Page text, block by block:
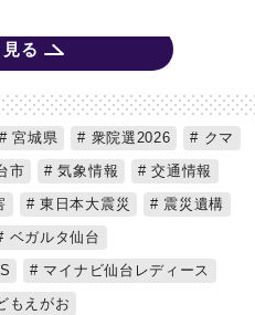
る
宮城県 衆院選2026
クマ
市 気象情報
交通情報
東日本大震災
震災遺構
ベガルタ仙台
マイナビ仙台レディース
もえがお